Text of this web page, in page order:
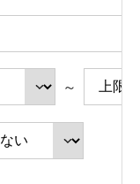
～